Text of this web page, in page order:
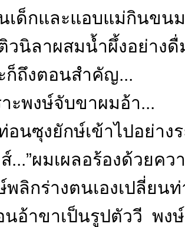
เด็กและแอบแม่กินขน
วนิลาผสมน้ำผึ้งอย่าง
ตอนสำคัญ...
งษ์จับขาผมอ้า...
งยักษ์เข้าไปอย่างร
ผมเผลอร้องด้วยคว
ร่างตนเองเปลี่ยนท่า
อ้าขาเป็นรูปตัววี พงษ์